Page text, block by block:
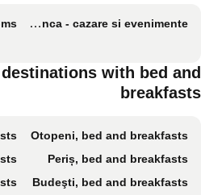
Pensiunea Corbeanca - cazare si evenimente
destinations with bed
Otopeni, bed and breakfasts
Periș, bed and breakfasts
Budeşti, bed and breakfasts